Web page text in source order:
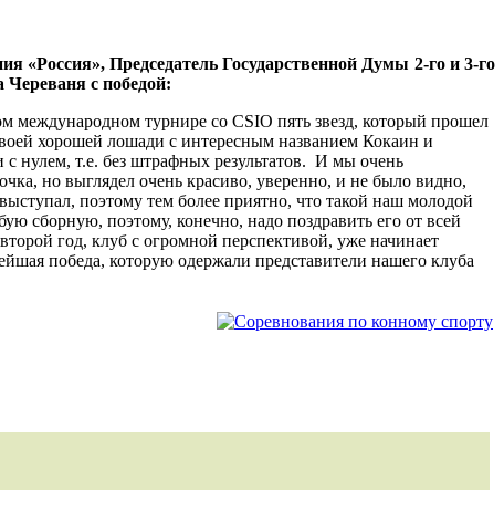
Председатель Государственной Думы 2-го и 3-го
Череваня с победой:
международном турнире со CSIO пять звезд, который прошел
хорошей лошади с интересным названием Кокаин и
с нулем, т.е. без штрафных результатов. И мы очень
но выглядел очень красиво, уверенно, и не было видно,
поэтому тем более приятно, что такой наш молодой
сборную, поэтому, конечно, надо поздравить его от всей
год, клуб с огромной перспективой, уже начинает
победа, которую одержали представители нашего клуба